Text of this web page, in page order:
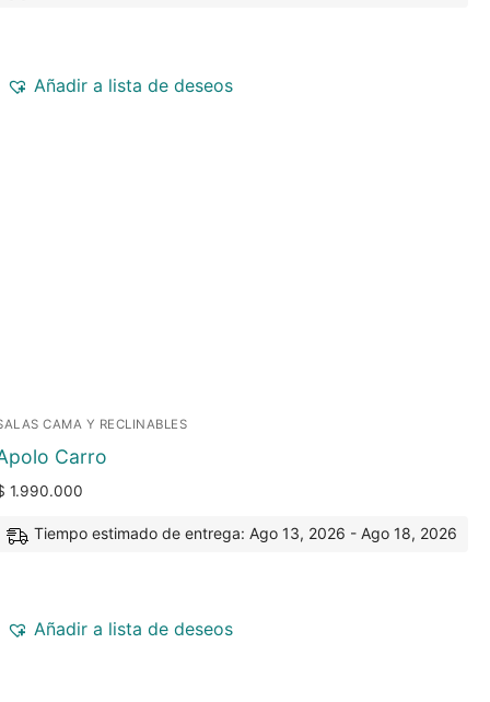
Añadir a lista de deseos
CAMA Y RECLINABLES
Carro
1.990.000
Tiempo estimado de entrega: Ago 13, 2026 - Ago 18, 2026
Añadir a lista de deseos